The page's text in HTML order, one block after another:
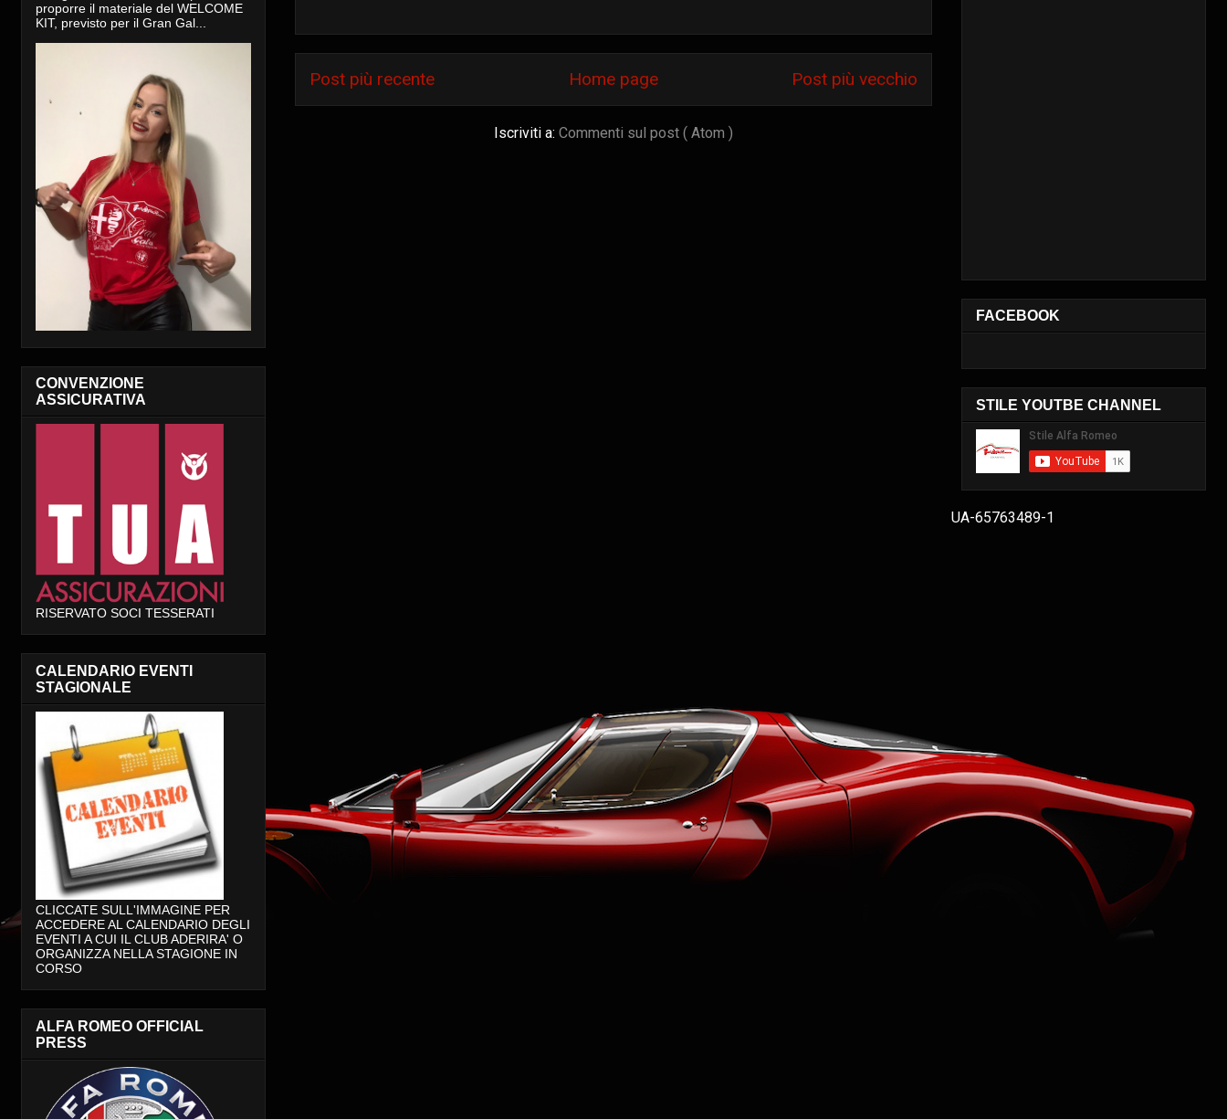
Post più recente Post più vecchio
Home page
Iscriviti a: Commenti sul post ( Atom )
proporre il materiale del WELCOME
KIT, previsto per il Gran Gal...
CONVENZIONE
ASSICURATIVA
RISERVATO SOCI TESSERATI
CALENDARIO EVENTI
STAGIONALE
CLICCATE SULL'IMMAGINE PER
ACCEDERE AL CALENDARIO DEGLI
EVENTI A CUI IL CLUB ADERIRA' O
ORGANIZZA NELLA STAGIONE IN
CORSO
ALFA ROMEO OFFICIAL
PRESS
FACEBOOK
STILE YOUTBE CHANNEL
UA-65763489-1